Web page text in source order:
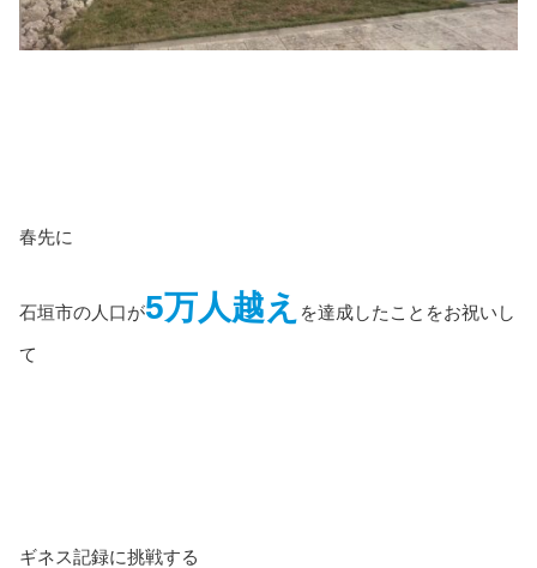
春先に
石垣市の人口が5万人越え を達成したことをお祝いし
て
ギネス記録に挑戦する